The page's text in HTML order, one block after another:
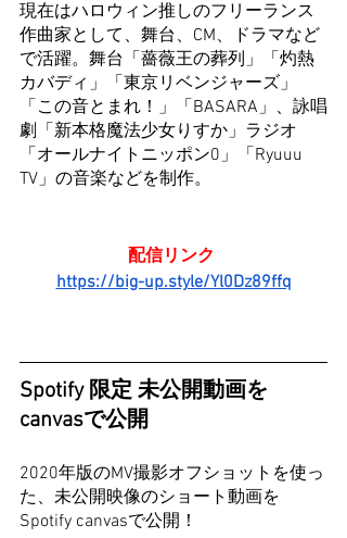
現在はハロウィン推しのフリーランス
作曲家として、舞台、CM、ドラマなど
で活躍。舞台「薔薇王の葬列」「灼熱
カバディ」「東京リベンジャーズ」
「この音とまれ！」「BASARA」、詠唱
劇「新本格魔法少女りすか」ラジオ
「オールナイトニッポン0」「Ryuuu
TV」の音楽などを制作。​​
配信リンク
https://big-up.style/Yl0Dz89ffq
Spotify 限定 未公開動画を
canvasで公開
2020年版のMV撮影オフショットを使っ
た、未公開映像のショート動画を
Spotify canvasで公開！